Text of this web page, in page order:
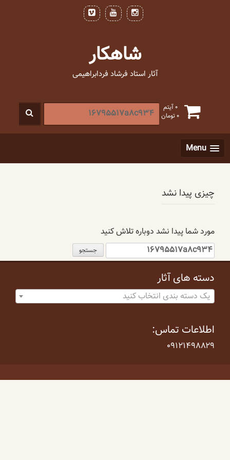
شاهکار
آثار استاد فرشاد فردابراهیمی
0 آیتم
0تومان
جستجو
برای
Menu
چیزی پیدا نشد
مورد شما پیدا نشد دوباره تلاش کنید
جستجو
برای:
دسته های آثار
یک دسته بندی انتخاب کنید
اطلاعات تماس:
۰۹۱۲۱۴۹۸۸۲۹